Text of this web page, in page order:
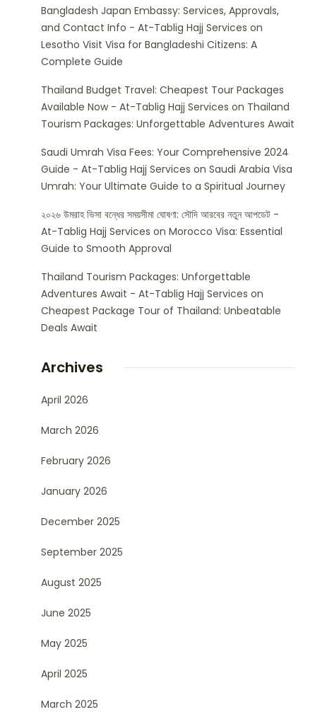
Bangladesh Japan Embassy: Services, Approvals,
and Contact Info - At-Tablig Hajj Services on
Lesotho Visit Visa for Bangladeshi Citizens: A
Complete Guide
Thailand Budget Travel: Cheapest Tour Packages
Available Now - At-Tablig Hajj Services on Thailand
Tourism Packages: Unforgettable Adventures Await
Saudi Umrah Visa Fees: Your Comprehensive 2024
Guide - At-Tablig Hajj Services on Saudi Arabia Visa
Umrah: Your Ultimate Guide to a Spiritual Journey
২০২৬ উমরাহ ভিসা বন্ধের সময়সীমা ঘোষণা: সৌদি আরবের নতুন আপডেট -
At-Tablig Hajj Services on Morocco Visa: Essential
Guide to Smooth Approval
Thailand Tourism Packages: Unforgettable
Adventures Await - At-Tablig Hajj Services on
Cheapest Package Tour of Thailand: Unbeatable
Deals Await
Archives
April 2026
March 2026
February 2026
January 2026
December 2025
September 2025
August 2025
June 2025
May 2025
April 2025
March 2025